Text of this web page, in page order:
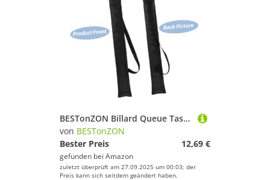
BESTonZON Billard Queue Tasche PU Leichtes Pool Queue Tragetasche Schutz für Billardqueues Snooker Cue Aufbewahrungstasche Langlebig und Transportabel für Spieler
von BESTonZON
Bester Preis
12,69 €
gefunden bei Amazon
zuletzt überprüft am 27.09.2025 um 00:03; der
Preis kann sich seitdem geändert haben.